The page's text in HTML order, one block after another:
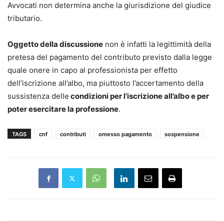
Avvocati non determina anche la giurisdizione del giudice
tributario.
Oggetto della discussione non è infatti la legittimità della
pretesa del pagamento del contributo previsto dalla legge
quale onere in capo al professionista per effetto
dell’iscrizione all’albo, ma piuttosto l’accertamento della
sussistenza delle condizioni per l’iscrizione all’albo e per
poter esercitare la professione.
TAGS cnf contributi omesso pagamento sospensione